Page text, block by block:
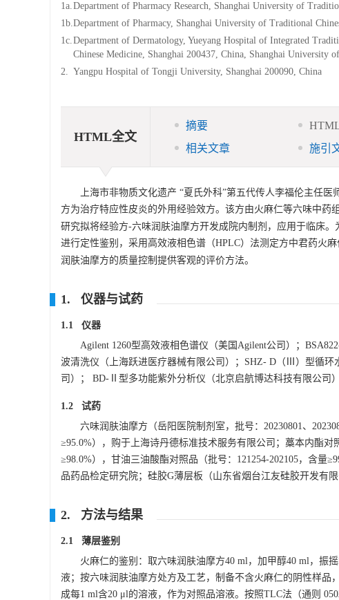
1a.Department of Pharmacy Research, Shanghai University of
1b.Department of Pharmacy, Shanghai University of Traditional
1c.Department of Dermatology, Yueyang Hospital of Integrated
Chinese Medicine, Shanghai 200437, China, Shanghai University
2. Yangpu Hospital of Tongji University, Shanghai 200090, China
HTML全文
摘要
相关文章
施引
上海市非物质文化遗产 “夏氏外科”第五代传人李福伦主任
方为治疗特应性皮炎的外用经验效方。该方由火麻仁等六味中药
研究拟将经验方-六味润肤油摩方开发成院内制剂，应用于临床
进行定性鉴别，采用高效液相色谱（HPLC）法测定方中君药火
润肤油摩方的质量控制提供客观的评价方法。
1. 仪器与试药
1.1 仪器
Agilent 1260型高效液相色谱仪（美国Agilent公司）；
波清洗仪（上海跃进医疗器械有限公司）；SHZ- D（Ⅲ）型循
司）； BD-Ⅱ型多功能紫外分析仪（北京启航博达科技有限公司
1.2 试药
六味润肤油摩方（岳阳医院制剂室，批号：20230801、
≥95.0%），购于上海诗丹德标准技术服务有限公司；藁本内酯对
≥98.0%），甘油三油酸酯对照品（批号：121254-202105，含量
品药品检定研究院；硅胶G薄层板（山东省烟台江友硅胶开发有
2. 方法与结果
2.1 薄层鉴别
火麻仁的鉴别：取六味润肤油摩方40 ml，加甲醇40 ml，振
液；按六味润肤油摩方处方及工艺，制备不含火麻仁的阴性样品
成每1 ml含20 μl的溶液，作为对照品溶液。按照TLC法（通则